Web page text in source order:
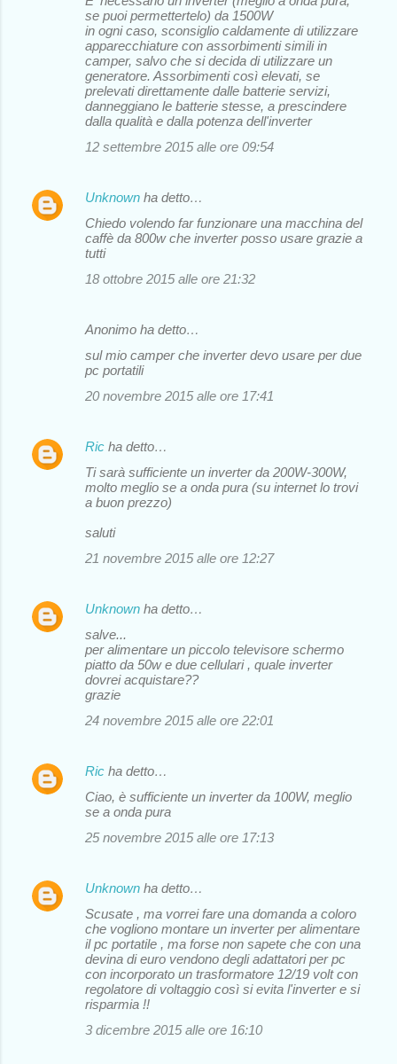
se puoi permettertelo) da 1500W
in ogni caso, sconsiglio caldamente di utilizzare
apparecchiature con assorbimenti simili in
camper, salvo che si decida di utilizzare un
generatore. Assorbimenti così elevati, se
prelevati direttamente dalle batterie servizi,
danneggiano le batterie stesse, a prescindere
dalla qualità e dalla potenza dell'inverter
12 settembre 2015 alle ore 09:54
Unknown ha detto…
Chiedo volendo far funzionare una macchina del
caffè da 800w che inverter posso usare grazie a
tutti
18 ottobre 2015 alle ore 21:32
Anonimo ha detto…
sul mio camper che inverter devo usare per due
pc portatili
20 novembre 2015 alle ore 17:41
Ric ha detto…
Ti sarà sufficiente un inverter da 200W-300W,
molto meglio se a onda pura (su internet lo trovi
a buon prezzo)
saluti
21 novembre 2015 alle ore 12:27
Unknown ha detto…
salve...
per alimentare un piccolo televisore schermo
piatto da 50w e due cellulari , quale inverter
dovrei acquistare??
grazie
24 novembre 2015 alle ore 22:01
Ric ha detto…
Ciao, è sufficiente un inverter da 100W, meglio
se a onda pura
25 novembre 2015 alle ore 17:13
Unknown ha detto…
Scusate , ma vorrei fare una domanda a coloro
che vogliono montare un inverter per alimentare
il pc portatile , ma forse non sapete che con una
devina di euro vendono degli adattatori per pc
con incorporato un trasformatore 12/19 volt con
regolatore di voltaggio così si evita l'inverter e si
risparmia !!
3 dicembre 2015 alle ore 16:10